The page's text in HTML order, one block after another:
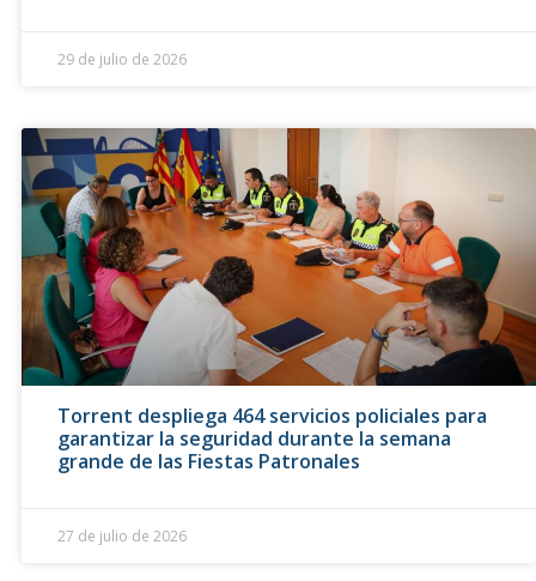
29 de julio de 2026
Torrent despliega 464 servicios policiales para
garantizar la seguridad durante la semana
grande de las Fiestas Patronales
27 de julio de 2026